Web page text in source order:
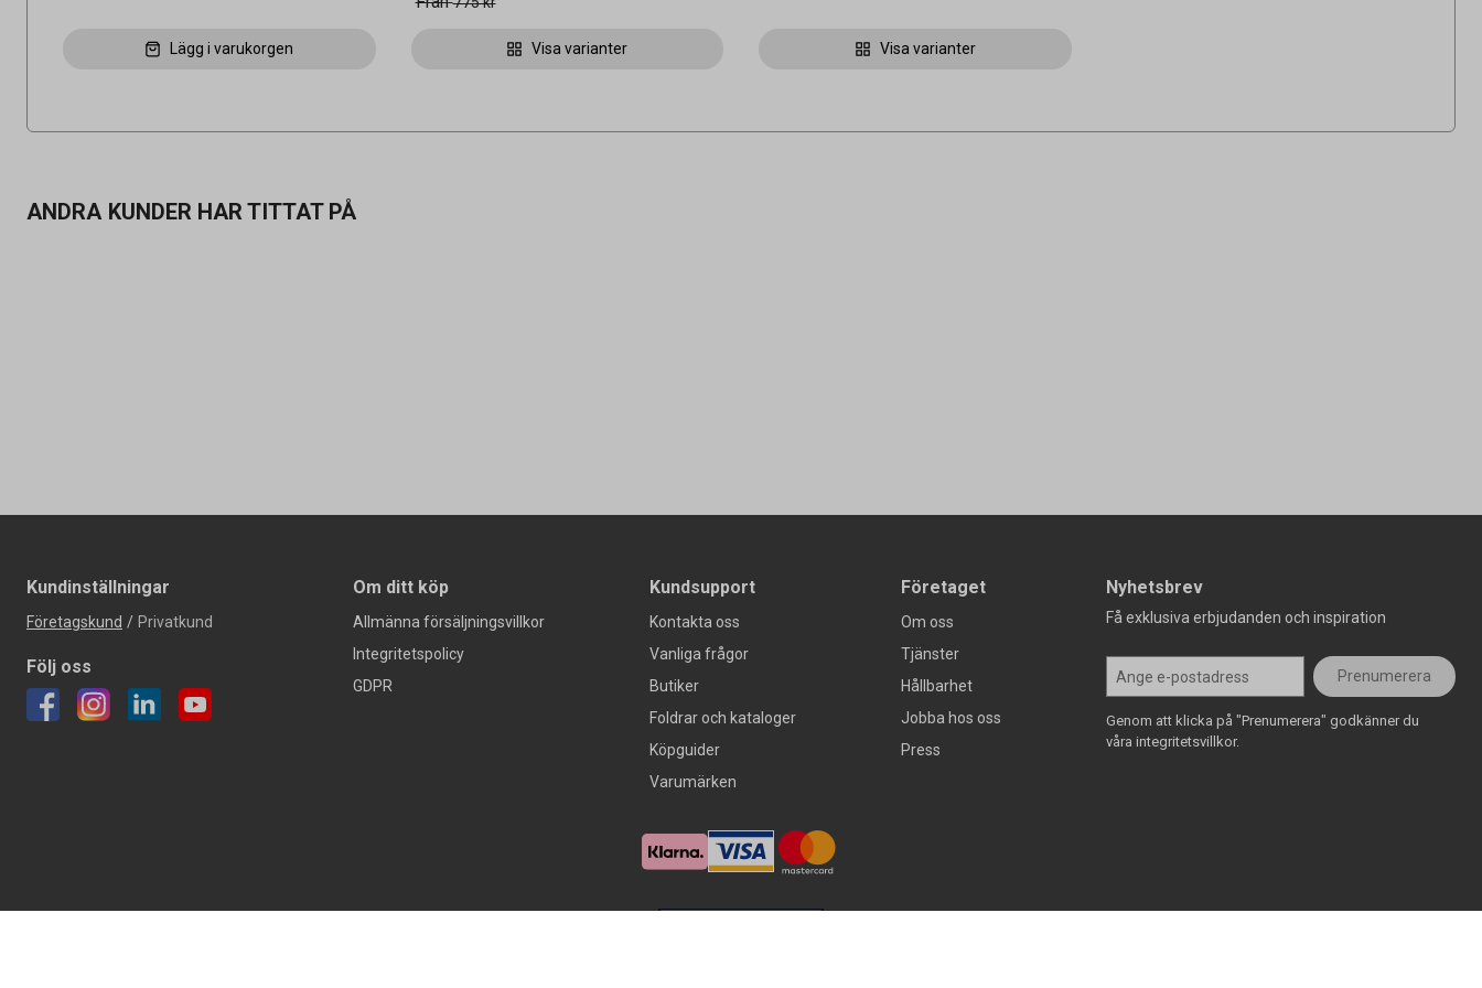
Lägg i varukorgen Visa varianter Visa varianter
ANDRA KUNDER HAR TITTAT PÅ
Kundinställningar
Företagskund / Privatkund
Följ oss
Om ditt köp
Allmänna försäljningsvillkor
Integritetspolicy
GDPR
Kundsupport
Kontakta oss
Vanliga frågor
Butiker
Foldrar och kataloger
Köpguider
Varumärken
Företaget
Om oss
Tjänster
Hållbarhet
Jobba hos oss
Press
Nyhetsbrev
Få exklusiva erbjudanden och inspiration
Prenumerera
Genom att klicka på "Prenumerera" godkänner du
våra integritetsvillkor.